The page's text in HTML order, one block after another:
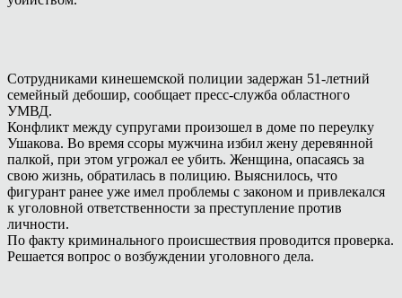
Сотрудниками кинешемской полиции задержан 51-летний
семейный дебошир, сообщает пресс-служба областного
УМВД.
Конфликт между супругами произошел в доме по переулку
Ушакова. Во время ссоры мужчина избил жену деревянной
палкой, при этом угрожал ее убить. Женщина, опасаясь за
свою жизнь, обратилась в полицию. Выяснилось, что
фигурант ранее уже имел проблемы с законом и привлекался
к уголовной ответственности за преступление против
личности.
По факту криминального происшествия проводится проверка.
Решается вопрос о возбуждении уголовного дела.